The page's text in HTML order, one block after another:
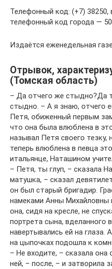
Телефонный код: (+7) 38250,
телефонный код города —
Издаётся еженедельная
Отрывок,
(Томская область)
– Да отчего же стыдно?Да
стыдно. – А я знаю, отчего
Петя, обиженный первым
что она была влюблена в
называл Петя своего тезку,
теперь влюблена в певца
итальянце, Наташином
– Петя, ты глуп, – сказала
матушка, – сказал
он был старый бригадир.
намеками Анны Михайловны
она, сидя на кресле, не
портрета сына, вделанного
навертывались ей на глаза.
на цыпочках подошла к
– Не входите, – сказала
ней, – после, – и затворила